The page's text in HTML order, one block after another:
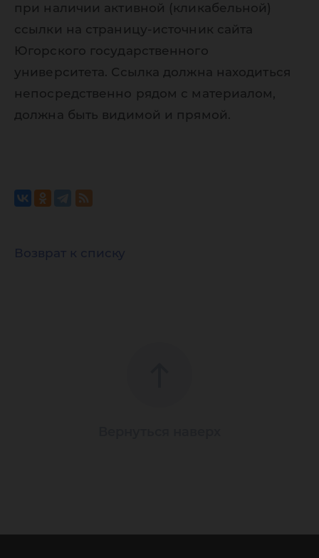
при наличии активной (кликабельной)
ссылки на страницу-источник сайта
Югорского государственного
университета. Ссылка должна находиться
непосредственно рядом с материалом,
должна быть видимой и прямой.
Возврат к списку